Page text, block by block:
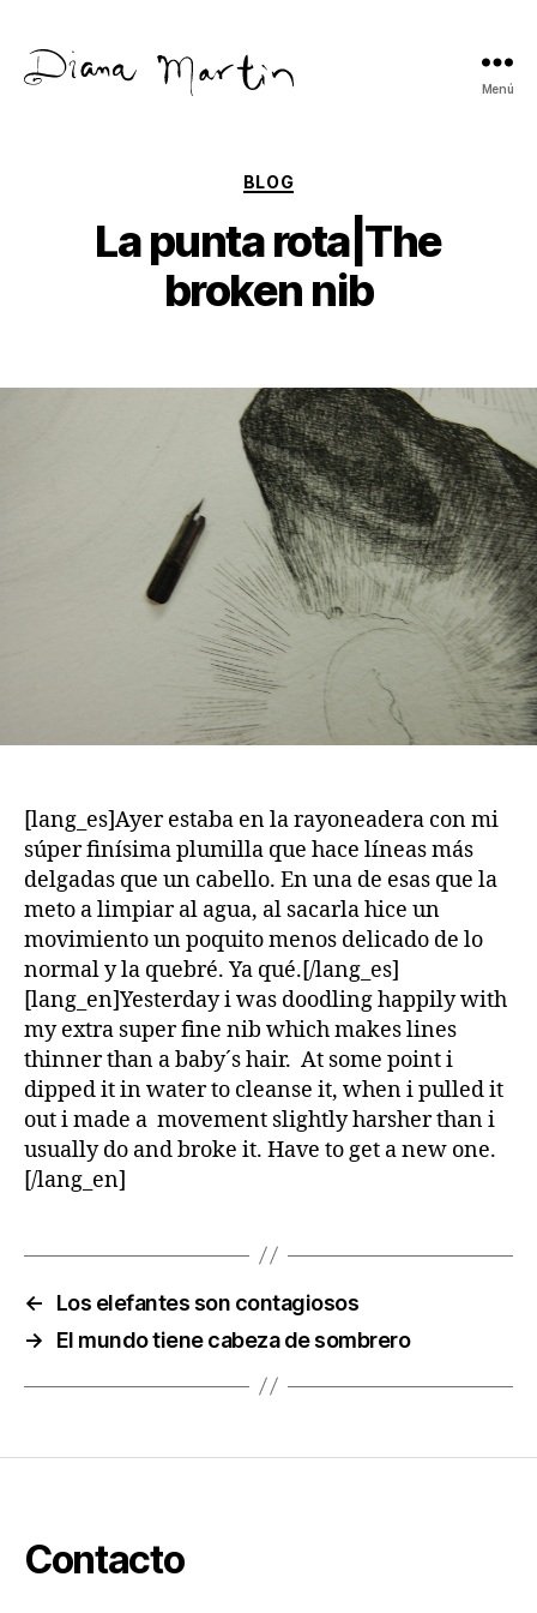
Menú
Categorías
BLOG
La punta rota|The
broken nib
[lang_es]Ayer estaba en la rayoneadera con mi
súper finísima plumilla que hace líneas más
delgadas que un cabello. En una de esas que la
meto a limpiar al agua, al sacarla hice un
movimiento un poquito menos delicado de lo
normal y la quebré. Ya qué.[/lang_es]
[lang_en]Yesterday i was doodling happily with
my extra super fine nib which makes lines
thinner than a baby´s hair. At some point i
dipped it in water to cleanse it, when i pulled it
out i made a movement slightly harsher than i
usually do and broke it. Have to get a new one.
[/lang_en]
←
Los elefantes son contagiosos
→
El mundo tiene cabeza de sombrero
Contacto